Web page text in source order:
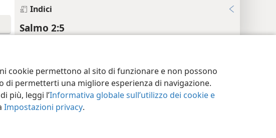
cookie permettono al sito di funzionare e non possono
di permetterti una migliore esperienza di navigazione.
più, leggi l’Informativa globale sull’utilizzo dei cookie e
Impostazioni privacy.
Indici
Salmo 2:5
Riferimenti marginali
+ Sl 45:6; Ez 21:27; Da 7:13, 14; Ri 19:16